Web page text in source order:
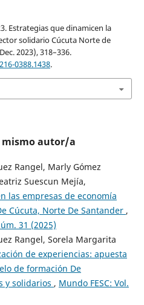
Estrategias que dinamicen la
solidario Cúcuta Norte de
2023), 318–336.
0388.1438.
mismo autor/a
Rangel, Marly Gómez
Suescun Mejía,
las empresas de economía
Cúcuta, Norte De Santander ,
31 (2025)
Rangel, Sorela Margarita
de experiencias: apuesta
de formación De
y solidarios , Mundo FESC: Vol.